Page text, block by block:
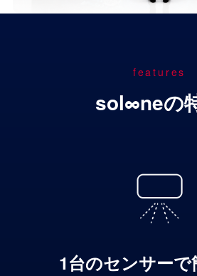
features
sol∞neの
1台のセンサーで